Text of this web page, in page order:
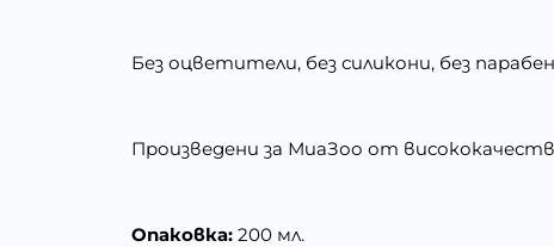
Без оцветители, без силикони, без
Произведени за МиаЗоо от
Опаковка: 200 мл.